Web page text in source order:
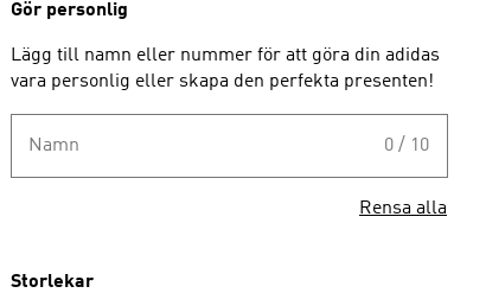
Gör personlig
Lägg till namn eller nummer för att göra din adidas
vara personlig eller skapa den perfekta presenten!
Namn 0 / 10
Rensa alla
Storlekar